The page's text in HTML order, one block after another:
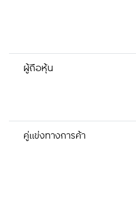
ผู้ถือหุ้น
คู่แข่งทางการค้า